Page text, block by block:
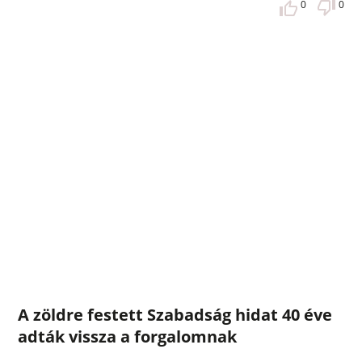
0 0
A zöldre festett Szabadság hidat 40 éve
adták vissza a forgalomnak